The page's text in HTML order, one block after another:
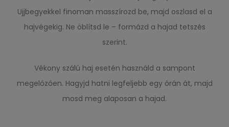
Ujjbegyekkel finoman masszírozd be, majd oszlasd el a
hajvégekig. Ne öblítsd le – formázd a hajad tetszés
szerint.
Vékony szálú haj esetén használd a sampont
megelőzően. Hagyjd hatni legfeljebb egy órán át, majd
mosd meg alaposan a hajad.